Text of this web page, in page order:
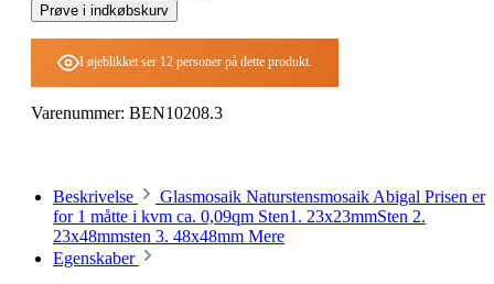
Prøve i indkøbskurv
I øjeblikket ser 12 personer på dette produkt.
Varenummer: BEN10208.3
Beskrivelse
Glasmosaik Naturstensmosaik Abigal Prisen er
for 1 måtte i kvm ca. 0,09qm Sten1. 23x23mmSten 2.
23x48mmsten 3. 48x48mm Mere
Egenskaber